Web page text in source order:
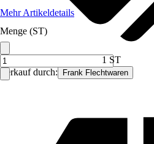
Verkauf durch: Frank Flechtwaren
Mehr Artikeldetails
Menge (ST)
1 ST